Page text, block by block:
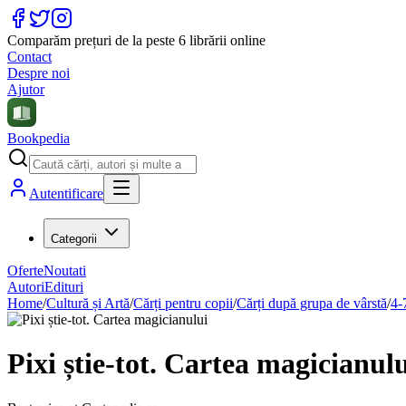
Comparăm prețuri de la peste 6 librării online
Contact
Despre noi
Ajutor
Bookpedia
Autentificare
Categorii
OferteNoutati
AutoriEdituri
Home/Cultură și Artă/Cărți pentru copii/Cărți după grupa de vârstă/4-
Pixi știe-tot. Cartea